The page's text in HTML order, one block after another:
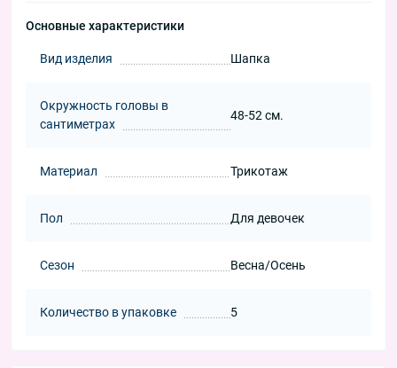
Основные характеристики
Вид изделия Шапка
Окружность головы в
сантиметрах
48-52 см.
Материал Трикотаж
Пол Для девочек
Сезон Весна/Осень
Количество в упаковке 5